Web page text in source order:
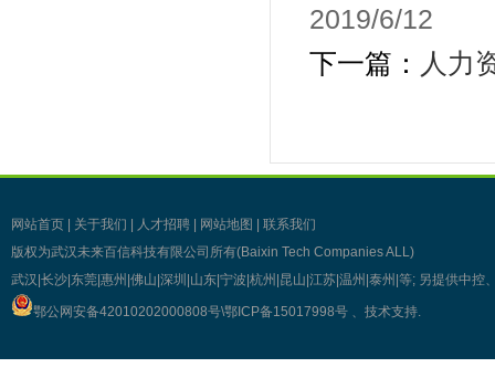
2019/6/12
下一篇： 人力
网站首页 关于我们 人才招聘 网站地图
联系我们
版权为武汉未来百信科技有限公司所有(Baixin Tech Companies ALL)
武汉|长沙|东莞|惠州|佛山|深圳|山东|宁波|杭州|昆山|江苏|温州|泰州|等; 另提供中控
鄂公网安备42010202000808号\鄂ICP备15017998号 、技术支持.